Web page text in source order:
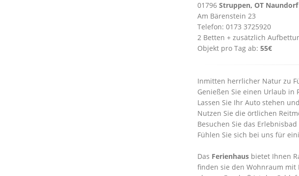
01796 Struppen, OT Naundorf
Am Bärenstein 23
Telefon: 0173 3725920
2 Betten + zusätzlich
Objekt pro Tag ab: 55€
Inmitten herrlicher Natur zu
Genießen Sie einen Urlaub
Lassen Sie Ihr Auto stehen
Nutzen Sie die örtlichen
Besuchen Sie das
Fühlen Sie sich bei uns für
Das Ferienhaus bietet Ihnen
finden sie den Wohnraum mit